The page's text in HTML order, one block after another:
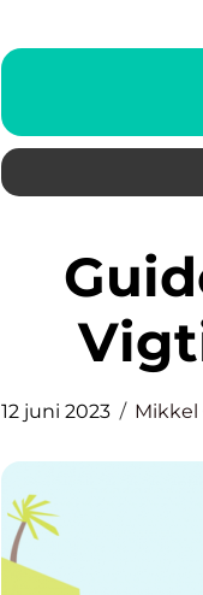
Guide til effektiv bådpleje:
12 juni 2023 Mikkel